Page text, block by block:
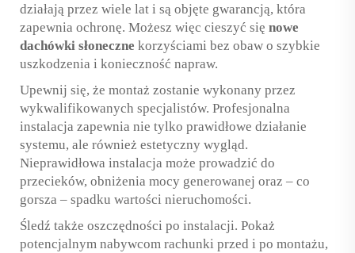
działają przez wiele lat i są objęte gwarancją, która
zapewnia ochronę. Możesz więc cieszyć się nowe
dachówki słoneczne korzyściami bez obaw o szybkie
uszkodzenia i konieczność napraw.
Upewnij się, że montaż zostanie wykonany przez
wykwalifikowanych specjalistów. Profesjonalna
instalacja zapewnia nie tylko prawidłowe działanie
systemu, ale również estetyczny wygląd.
Nieprawidłowa instalacja może prowadzić do
przecieków, obniżenia mocy generowanej oraz – co
gorsza – spadku wartości nieruchomości.
Śledź także oszczędności po instalacji. Pokaż
potencjalnym nabywcom rachunki przed i po montażu,